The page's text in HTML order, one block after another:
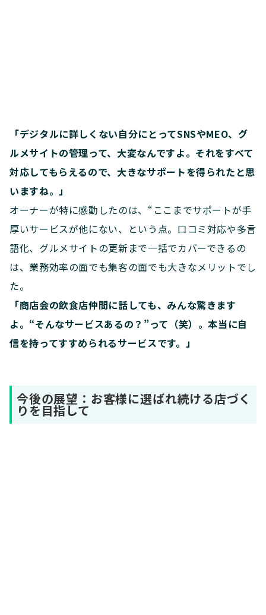
「デジタルに詳しくない自分にとってSNSやMEO、グ
ルメサイトの管理って、大変なんですよ。それをすべて
対応してもらえるので、大きなサポートを得られたと思
いますね。」
オーナーが特に感動したのは、“ここまでサポートが手
厚いサービスが他にない、という点。口コミ対応や多言
語化、グルメサイトの更新まで一括でカバーできるの
は、業務効率の面でも集客の面でも大きなメリットでし
た。
「商店会の飲食店仲間に話しても、みんな驚きます
よ。“そんなサービスあるの？”って（笑）。本当に自
信を持ってすすめられるサービスです。」
今後の展望：お客様に選ばれ続ける店づく
りを目指して